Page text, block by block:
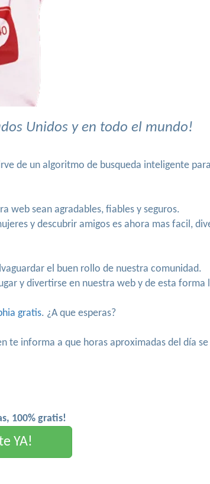
Unidos y en todo el mundo!
de un algoritmo de busqueda inteligente
web sean agradables, fiables y seguros.
y descubrir amigos es ahora mas facil,
el buen rollo de nuestra comunidad.
y divertirse en nuestra web y de esta forma
gratis. ¿A que esperas?
te informa a que horas aproximadas del día
100% gratis!
YA!